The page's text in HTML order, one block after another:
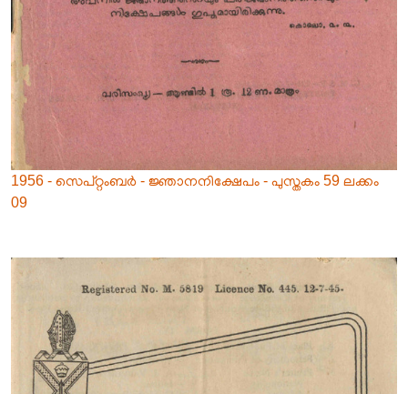
1956 - സെപ്റ്റംബർ - ജ്ഞാനനിക്ഷേപം - പുസ്തകം 59 ലക്കം
09